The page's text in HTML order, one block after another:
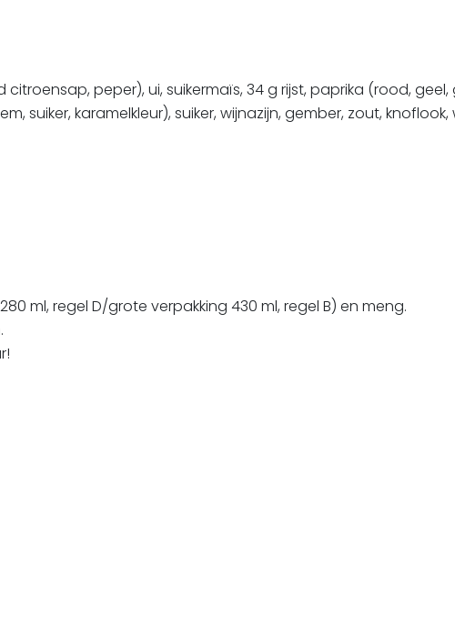
peper), ui, suikermaïs, 34 g rijst, paprika (rood,
suiker, karamelkleur), suiker, wijnazijn, gember, zout,
ml, regel D/grote verpakking 430 ml, regel B) en meng.